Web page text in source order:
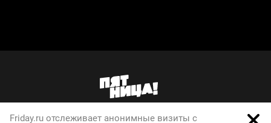
Friday.ru отслеживает анонимные визиты с